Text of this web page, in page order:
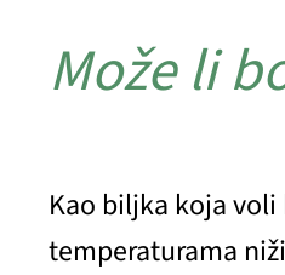
Može li
Kao biljka koja
temperaturama